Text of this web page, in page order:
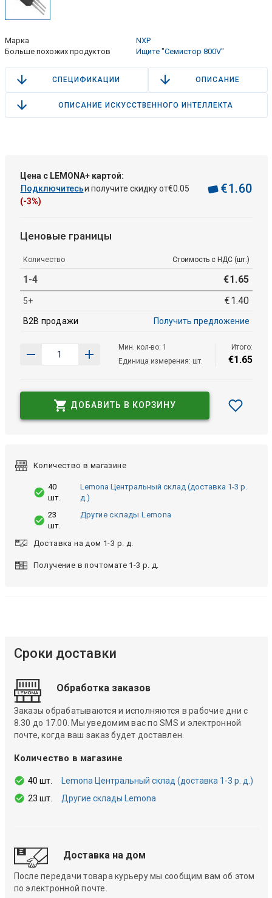
Марка
NXP
Больше похожих продуктов
Ищите "Семистор 800V"
СПЕЦИФИКАЦИИ ОПИСАНИЕ
ОПИСАНИЕ ИСКУССТВЕННОГО ИНТЕЛЛЕКТА
Цена с LEMONA+ картой:
Подключитесьи получите скидку от€0 05
(-3%)
€1.60
Ценовые границы
Количество Стоимость с НДС (шт.)
1-4 €1.65
5+ €1.40
B2B продажи Получить предложение
Мин. кол-во: 1
Единица измерения: шт.
Итого:
€1.65
ДОБАВИТЬ В КОРЗИНУ
Количество в магазине
40
шт.
Lemona Центральный склад (доставка 1-3 р.
д.)
23
шт.
Другие склады Lemona
Доставка на дом 1-3 р. д.
Получение в почтомате 1-3 р. д.
Сроки доставки
Обработка заказов
Заказы обрабатываются и исполняются в рабочие дни с
8.30 до 17.00. Мы уведомим вас по SMS и электронной
почте, когда ваш заказ будет доставлен.
Количество в магазине
40 шт.
Lemona Центральный склад (доставка 1-3 р. д.)
23 шт.
Другие склады Lemona
Доставка на дом
После передачи товара курьеру мы сообщим вам об этом
по электронной почте.